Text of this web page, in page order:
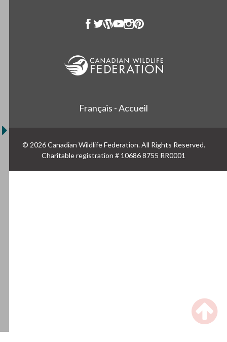
Français - Accueil
© 2026 Canadian Wildlife Federation. All Rights Reserved.
Charitable registration # 10686 8755 RR0001